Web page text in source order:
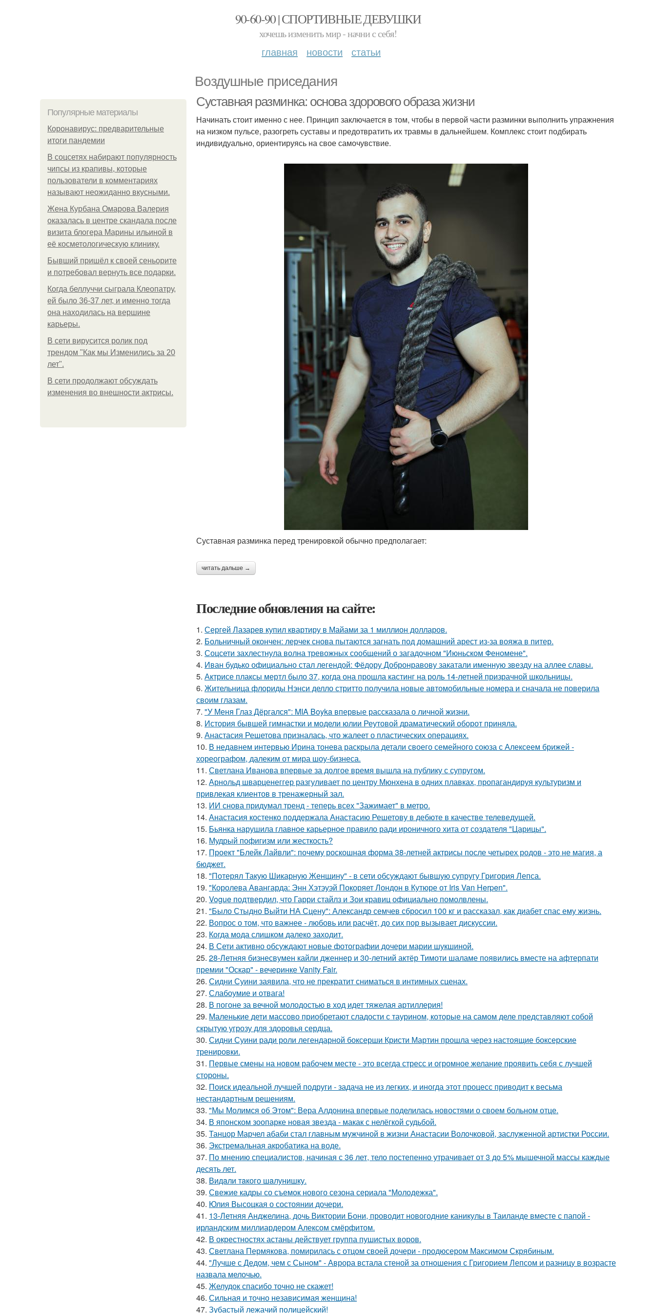
90-60-90 | СПОРТИВНЫЕ ДЕВУШКИ
хочешь изменить мир - начни с себя!
главная новости статьи
Воздушные приседания
Популярные материалы
Коронавирус: предварительные
итоги пандемии
В соцсетях набирают популярность
чипсы из крапивы, которые
пользователи в комментариях
называют неожиданно вкусными.
Жена Курбана Омарова Валерия
оказалась в центре скандала после
визита блогера Марины ильиной в
её косметологическую клинику.
Бывший пришёл к своей сеньорите
и потребовал вернуть все подарки.
Когда беллуччи сыграла Клеопатру,
ей было 36-37 лет, и именно тогда
она находилась на вершине
карьеры.
В сети вирусится ролик под
трендом "Как мы Изменились за 20
лет".
В сети продолжают обсуждать
изменения во внешности актрисы.
Суставная разминка: основа здорового образа жизни
Начинать стоит именно с нее. Принцип заключается в том, чтобы в первой части разминки выполнить упражнения
на низком пульсе, разогреть суставы и предотвратить их травмы в дальнейшем. Комплекс стоит подбирать
индивидуально, ориентируясь на свое самочувствие.
Суставная разминка перед тренировкой обычно предполагает:
читать дальше →
Последние обновления на сайте:
1. Сергей Лазарев купил квартиру в Майами за 1 миллион долларов.
2. Больничный окончен: лерчек снова пытаются загнать под домашний арест из-за вояжа в питер.
3. Соцсети захлестнула волна тревожных сообщений о загадочном "Июньском Феномене".
4. Иван будько официально стал легендой: Фёдору Добронравову закатали именную звезду на аллее славы.
5. Актрисе плаксы мертл было 37, когда она прошла кастинг на роль 14-летней призрачной школьницы.
6. Жительница флориды Нэнси делло стритто получила новые автомобильные номера и сначала не поверила
своим глазам.
7. "У Меня Глаз Дёргался": MIA Boyka впервые рассказала о личной жизни.
8. История бывшей гимнастки и модели юлии Реутовой драматический оборот приняла.
9. Анастасия Решетова призналась, что жалеет о пластических операциях.
10. В недавнем интервью Ирина тонева раскрыла детали своего семейного союза с Алексеем брижей -
хореографом, далеким от мира шоу-бизнеса.
11. Светлана Иванова впервые за долгое время вышла на публику с супругом.
12. Арнольд шварценеггер разгуливает по центру Мюнхена в одних плавках, пропагандируя культуризм и
привлекая клиентов в тренажерный зал.
13. ИИ снова придумал тренд - теперь всех "Зажимает" в метро.
14. Анастасия костенко поддержала Анастасию Решетову в дебюте в качестве телеведущей.
15. Бьянка нарушила главное карьерное правило ради ироничного хита от создателя "Царицы".
16. Мудрый пофигизм или жесткость?
17. Проект "Блейк Лайвли": почему роскошная форма 38-летней актрисы после четырех родов - это не магия, а
бюджет.
18. "Потерял Такую Шикарную Женщину" - в сети обсуждают бывшую супругу Григория Лепса.
19. "Королева Авангарда: Энн Хэтэуэй Покоряет Лондон в Кутюре от Iris Van Herpen".
20. Vogue подтвердил, что Гарри стайлз и Зои кравиц официально помолвлены.
21. "Было Стыдно Выйти НА Сцену": Александр семчев сбросил 100 кг и рассказал, как диабет спас ему жизнь.
22. Вопрос о том, что важнее - любовь или расчёт, до сих пор вызывает дискуссии.
23. Когда мода слишком далеко заходит.
24. В Сети активно обсуждают новые фотографии дочери марии шукшиной.
25. 28-Летняя бизнесвумен кайли дженнер и 30-летний актёр Тимоти шаламе появились вместе на афтерпати
премии "Оскар" - вечеринке Vanity Fair.
26. Сидни Суини заявила, что не прекратит сниматься в интимных сценах.
27. Слабоумие и отвага!
28. В погоне за вечной молодостью в ход идет тяжелая артиллерия!
29. Маленькие дети массово приобретают сладости с таурином, которые на самом деле представляют собой
скрытую угрозу для здоровья сердца.
30. Сидни Суини ради роли легендарной боксерши Кристи Мартин прошла через настоящие боксерские
тренировки.
31. Первые смены на новом рабочем месте - это всегда стресс и огромное желание проявить себя с лучшей
стороны.
32. Поиск идеальной лучшей подруги - задача не из легких, и иногда этот процесс приводит к весьма
нестандартным решениям.
33. "Мы Молимся об Этом": Вера Алдонина впервые поделилась новостями о своем больном отце.
34. В японском зоопарке новая звезда - макак с нелёгкой судьбой.
35. Танцор Марчел абаби стал главным мужчиной в жизни Анастасии Волочковой, заслуженной артистки России.
36. Экстремальная акробатика на воде.
37. По мнению специалистов, начиная с 36 лет, тело постепенно утрачивает от 3 до 5% мышечной массы каждые
десять лет.
38. Видaли тaкого шaлунишку.
39. Свежие кадры со съемок нового сезона сериала "Молодежка".
40. Юлия Высоцкая о состоянии дочери.
41. 13-Летняя Анджелина, дочь Виктории Бони, проводит новогодние каникулы в Таиланде вместе с папой -
ирландским миллиардером Алексом смёрфитом.
42. В окрестностях астаны действует группа пушистых воров.
43. Светлана Пермякова, помирилась с отцом своей дочери - продюсером Максимом Скрябиным.
44. "Лучше с Дедом, чем с Сыном" - Аврора встала стеной за отношения с Григорием Лепсом и разницу в возрасте
назвала мелочью.
45. Желудок спасибо точно не скажет!
46. Сильная и точно независимая женщина!
47. Зубастый лежачий полицейский!